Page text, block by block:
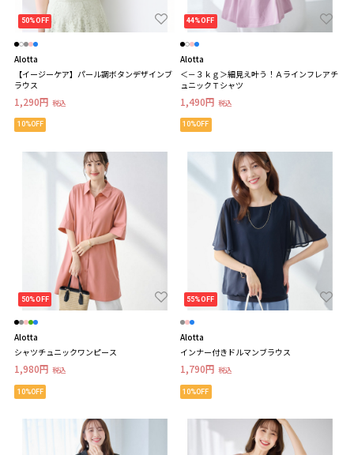
50%OFF
Alotta
【イージーケア】パール調ボタンデザインブ
ラウス
1,290円 税込
10%OFF
44%OFF
Alotta
＜－３ｋｇ＞細見え叶う！Ａラインフレアチ
ュニックＴシャツ
1,490円 税込
10%OFF
50%OFF
Alotta
シャツチュニックワンピース
1,980円 税込
10%OFF
55%OFF
Alotta
インナー付きドルマンブラウス
1,790円 税込
10%OFF